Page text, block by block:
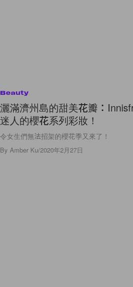
Beauty
灑滿濟州島的甜美花瓣：
迷人的櫻花系列彩妝！
令女生們無法招架的櫻花季又來了！
By Amber Ku/2020年2月27日